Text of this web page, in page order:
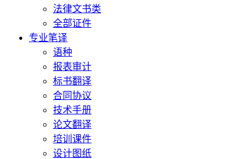
法律文书类
全部证件
专业笔译
语种
报表审计
标书翻译
合同协议
技术手册
论文翻译
培训课件
设计图纸